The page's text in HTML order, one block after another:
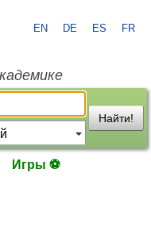
EN DE ES FR
Найти!
Игры ⚽